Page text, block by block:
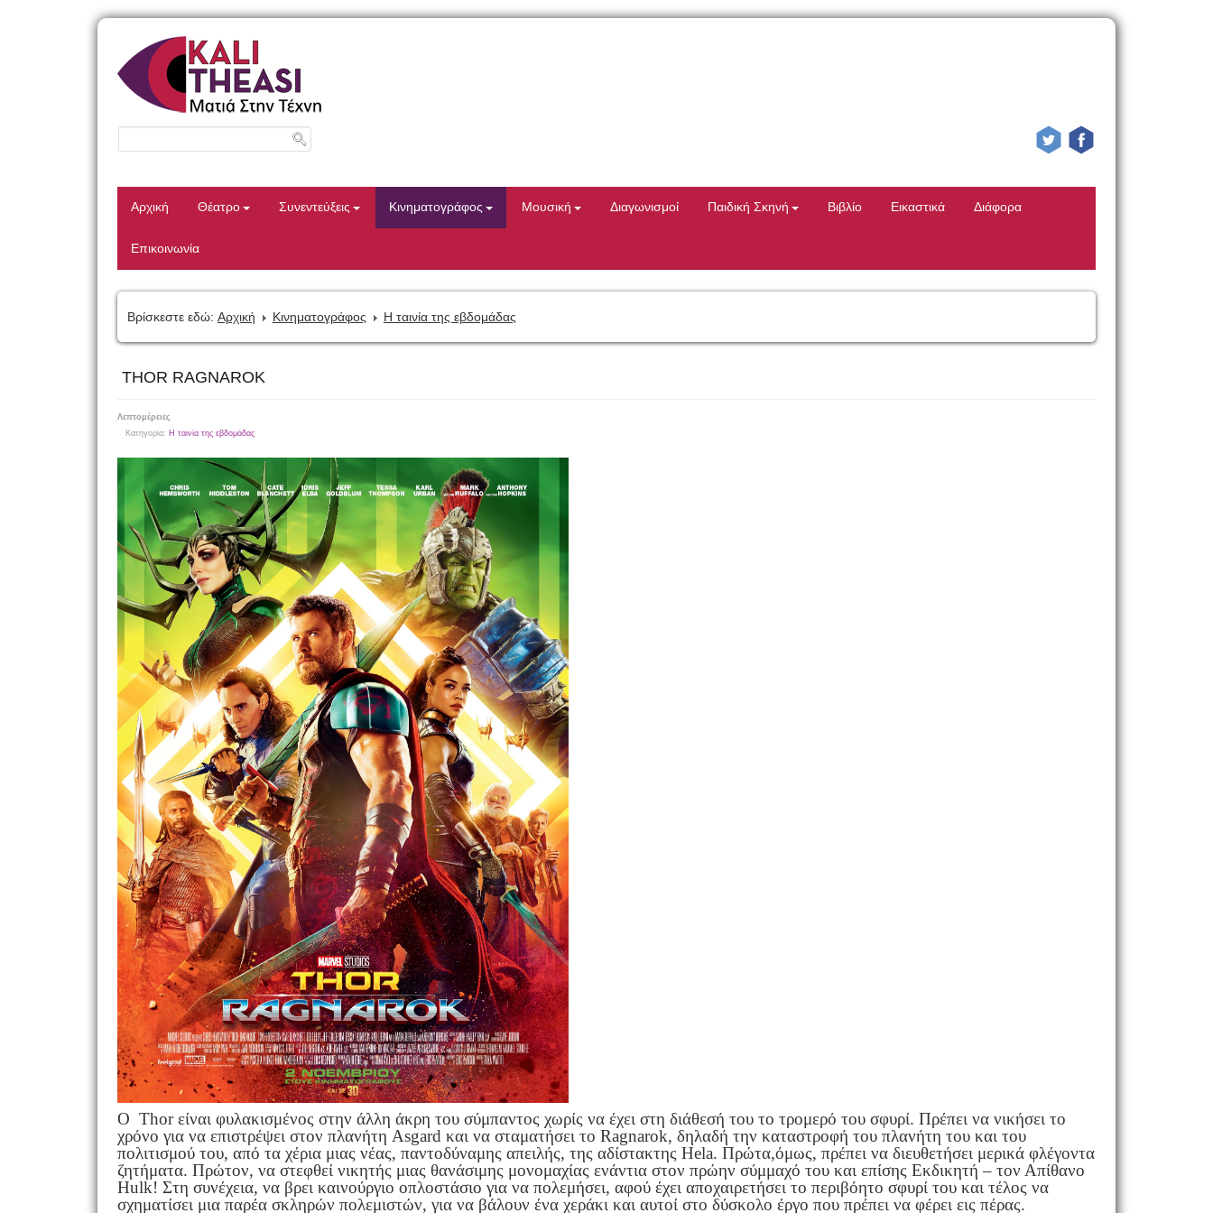
Αρχική Θέατρο Συνεντεύξεις Κινηματογράφος Μουσική Διαγωνισμοί Παιδική Σκηνή Βιβλίο Εικαστικά Διάφορα
Επικοινωνία
Βρίσκεστε εδώ: Αρχική Κινηματογράφος Η ταινία της εβδομάδας
THOR RAGNAROK
Λεπτομέρειες
Κατηγορία: Η ταινία της εβδομάδας
Ο Thor είναι φυλακισμένος στην άλλη άκρη του σύμπαντος χωρίς να έχει στη διάθεσή του το τρομερό του σφυρί. Πρέπει να νικήσει το
χρόνο για να επιστρέψει στον πλανήτη Asgard και να σταματήσει το Ragnarok, δηλαδή την καταστροφή του πλανήτη του και του
πολιτισμού του, από τα χέρια μιας νέας, παντοδύναμης απειλής, της αδίστακτης Hela. Πρώτα,όμως, πρέπει να διευθετήσει μερικά φλέγοντα
ζητήματα. Πρώτον, να στεφθεί νικητής μιας θανάσιμης μονομαχίας ενάντια στον πρώην σύμμαχό του και επίσης Εκδικητή – τον Απίθανο
Hulk! Στη συνέχεια, να βρει καινούργιο οπλοστάσιο για να πολεμήσει, αφού έχει αποχαιρετήσει το περιβόητο σφυρί του και τέλος να
σχηματίσει μια παρέα σκληρών πολεμιστών, για να βάλουν ένα χεράκι και αυτοί στο δύσκολο έργο που πρέπει να φέρει εις πέρας.